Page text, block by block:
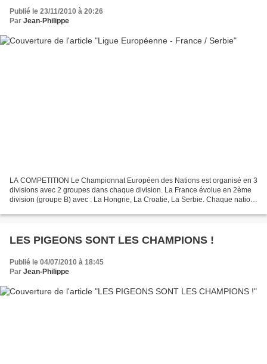
Publié le 23/11/2010 à 20:26
Par Jean-Philippe
LA COMPETITION Le Championnat Européen des Nations est organisé en 3
divisions avec 2 groupes dans chaque division. La France évolue en 2ème
division (groupe B) avec : La Hongrie, La Croatie, La Serbie. Chaque nation
LES PIGEONS SONT LES CHAMPIONS !
Publié le 04/07/2010 à 18:45
Par Jean-Philippe